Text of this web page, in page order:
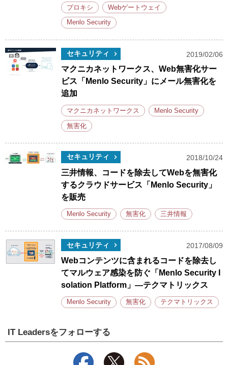
プロキシ Webゲートウェイ
Menlo Security
セキュリティ 2019/02/06
マクニカネットワークス、Web無害化サー
ビス「Menlo Security」にメール無害化を
追加
マクニカネットワークス Menlo Security
無害化
セキュリティ 2018/10/24
三井情報、コードを除去してWebを無害化
するクラウドサービス「Menlo Security」
を販売
Menlo Security 無害化 三井情報
セキュリティ 2017/08/09
Webコンテンツに含まれるコードを除去し
てマルウェア感染を防ぐ「Menlo Security I
solation Platform」―テクマトリックス
Menlo Security 無害化 テクマトリックス
IT Leadersをフォローする